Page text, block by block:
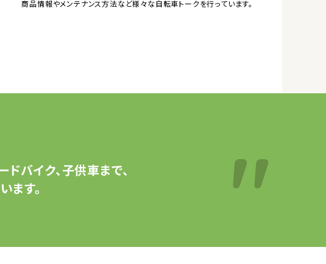
商品情報やメンテナンス方法など様々な自転車トークを行っています。
ドバイク、子供車まで、
ます。